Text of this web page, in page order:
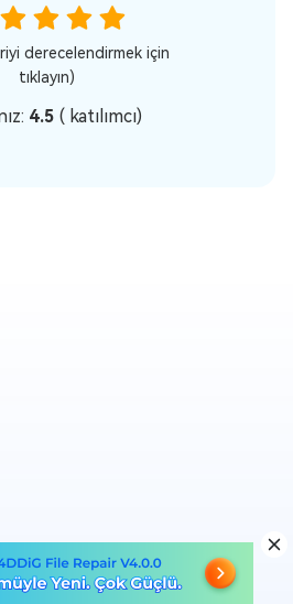
derecelendirmek için
tıklayın)
4.5 (katılımcı)